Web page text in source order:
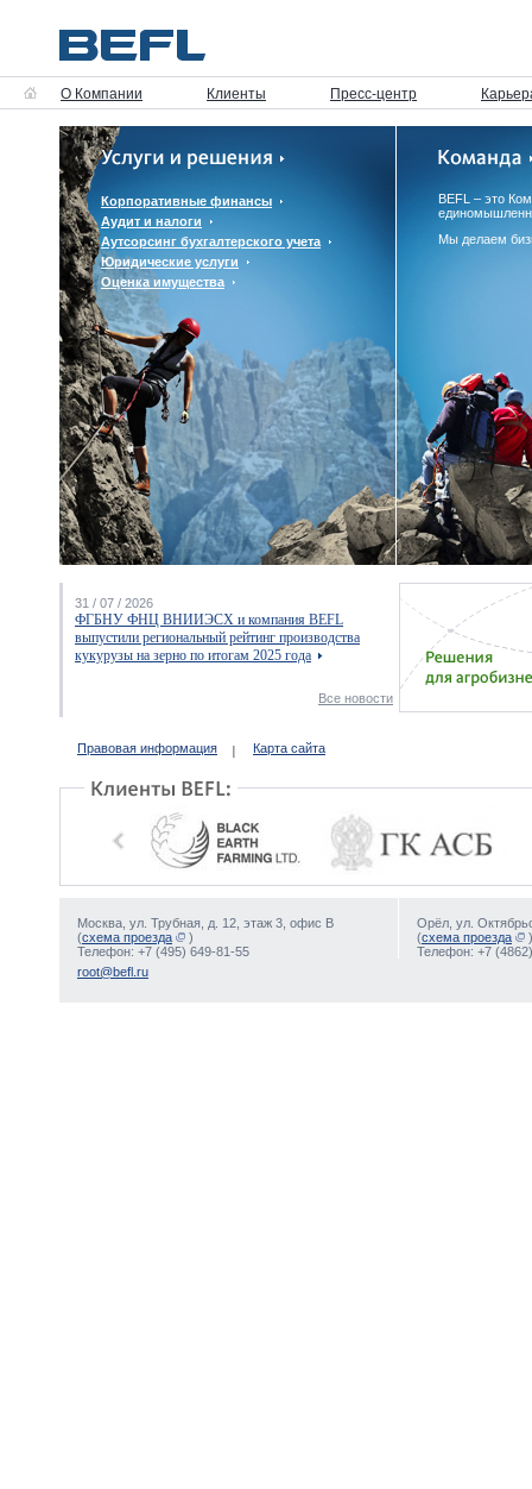
О Компании Клиенты Пресс-центр
Корпоративные финансы
Аудит и налоги
Аутсорсинг бухгалтерского учета
Юридические услуги
Оценка имущества
BEFL – это
Мы делаем
31 / 07 / 2026
ФГБНУ ФНЦ ВНИИЭСХ и компания BEFL
выпустили региональный рейтинг производства
кукурузы на зерно по итогам 2025 года
Все новости
Правовая информация Карта сайта
Москва, ул. Трубная, д. 12, этаж 3, офис В
(схема проезда
)
Телефон: +7 (495) 649-81-55
Орёл, ул.
(схема проезда
)
Телефон: +7
root@befl.ru